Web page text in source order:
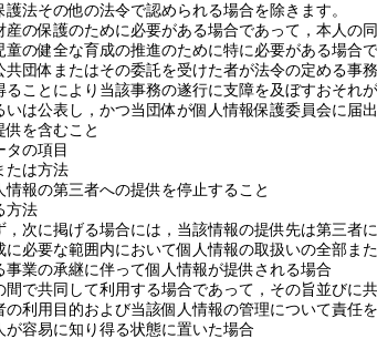
法その他の法令で認められる場合を除きます。
産の保護のために必要がある場合であって，本人の
の健全な育成の推進のために特に必要がある場合
共団体またはその委託を受けた者が法令の定める事
ことにより当該事務の遂行に支障を及ぼすおそれ
は公表し，かつ当団体が個人情報保護委員会に届
を含むこと
タの項目
たは方法
報の第三者への提供を停止すること
方法
次に掲げる場合には，当該情報の提供先は第三者
に必要な範囲内において個人情報の取扱いの全部ま
業の承継に伴って個人情報が提供される場合
で共同して利用する場合であって，その旨並びに
の利用目的および当該個人情報の管理について責任
が容易に知り得る状態に置いた場合